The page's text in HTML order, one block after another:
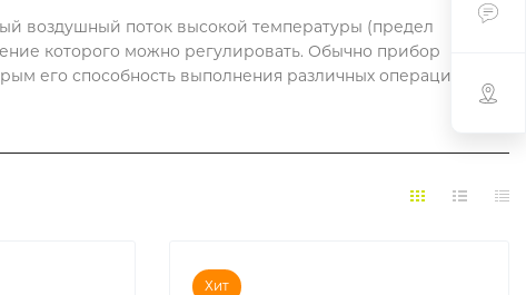
воздушный поток высокой температуры (предел
которого можно регулировать. Обычно прибор
его способность выполнения различных операций
Хит